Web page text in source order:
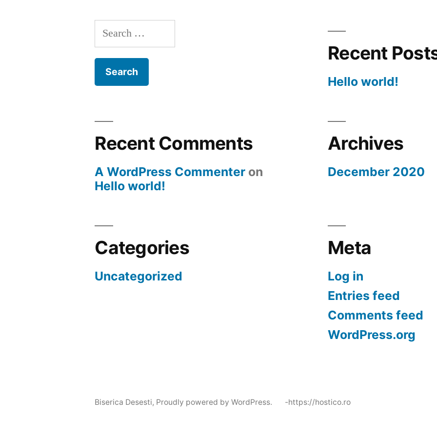
Search
for:
Recent
Hello world!
Recent Comments
A WordPress Commenter on
Hello world!
Archives
December 2020
Categories
Uncategorized
Meta
Log in
Entries feed
Comments feed
WordPress.org
Biserica Desesti, Proudly powered by WordPress. -https://hostico.ro